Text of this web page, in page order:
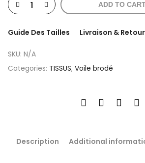
ADD TO
Guide Des Tailles Livraison & Retour
SKU: N/A
Categories: TISSUS, Voile brodé
Description Additional